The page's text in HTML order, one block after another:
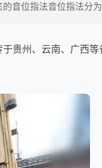
音位指法音位指法分
贵州、云南、广西等